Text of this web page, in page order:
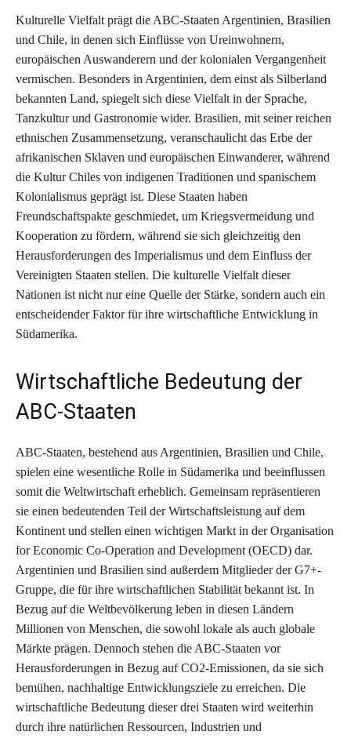
Kulturelle Vielfalt prägt die ABC-Staaten Argentinien, Brasilien
und Chile, in denen sich Einflüsse von Ureinwohnern,
europäischen Auswanderern und der kolonialen Vergangenheit
vermischen. Besonders in Argentinien, dem einst als Silberland
bekannten Land, spiegelt sich diese Vielfalt in der Sprache,
Tanzkultur und Gastronomie wider. Brasilien, mit seiner reichen
ethnischen Zusammensetzung, veranschaulicht das Erbe der
afrikanischen Sklaven und europäischen Einwanderer, während
die Kultur Chiles von indigenen Traditionen und spanischem
Kolonialismus geprägt ist. Diese Staaten haben
Freundschaftspakte geschmiedet, um Kriegsvermeidung und
Kooperation zu fördern, während sie sich gleichzeitig den
Herausforderungen des Imperialismus und dem Einfluss der
Vereinigten Staaten stellen. Die kulturelle Vielfalt dieser
Nationen ist nicht nur eine Quelle der Stärke, sondern auch ein
entscheidender Faktor für ihre wirtschaftliche Entwicklung in
Südamerika.
Wirtschaftliche Bedeutung der
ABC-Staaten
ABC-Staaten, bestehend aus Argentinien, Brasilien und Chile,
spielen eine wesentliche Rolle in Südamerika und beeinflussen
somit die Weltwirtschaft erheblich. Gemeinsam repräsentieren
sie einen bedeutenden Teil der Wirtschaftsleistung auf dem
Kontinent und stellen einen wichtigen Markt in der Organisation
for Economic Co-Operation and Development (OECD) dar.
Argentinien und Brasilien sind außerdem Mitglieder der G7+-
Gruppe, die für ihre wirtschaftlichen Stabilität bekannt ist. In
Bezug auf die Weltbevölkerung leben in diesen Ländern
Millionen von Menschen, die sowohl lokale als auch globale
Märkte prägen. Dennoch stehen die ABC-Staaten vor
Herausforderungen in Bezug auf CO2-Emissionen, da sie sich
bemühen, nachhaltige Entwicklungsziele zu erreichen. Die
wirtschaftliche Bedeutung dieser drei Staaten wird weiterhin
durch ihre natürlichen Ressourcen, Industrien und